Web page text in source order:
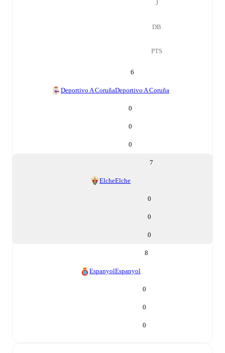
J
DB
PTS
6
Deportivo A CoruñaDeportivo A Coruña
0
0
0
7
ElcheElche
0
0
0
8
EspanyolEspanyol
0
0
0